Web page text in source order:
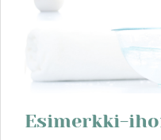
Esimerkki-